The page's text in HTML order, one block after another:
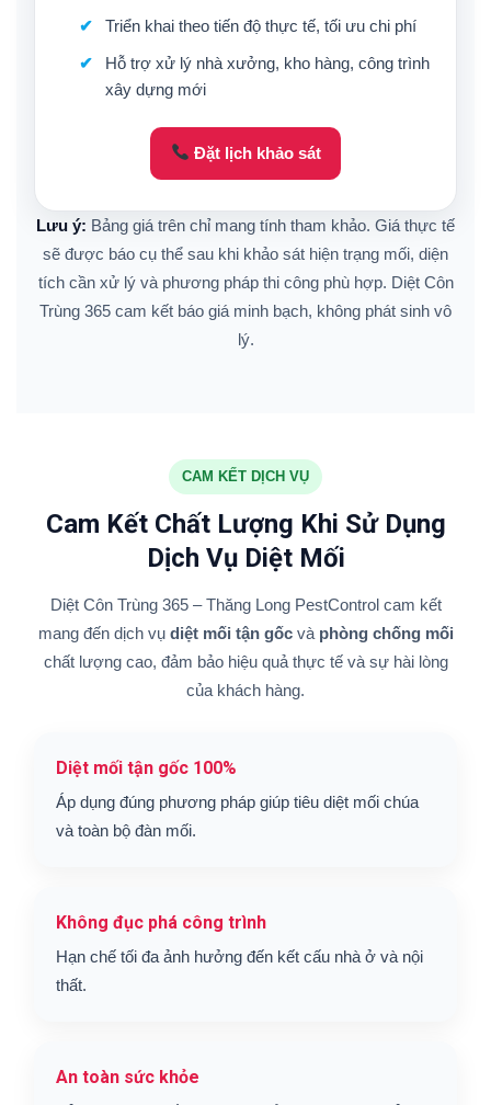
Triển khai theo tiến độ thực tế, tối ưu chi phí
Hỗ trợ xử lý nhà xưởng, kho hàng, công trình
xây dựng mới
Đặt lịch khảo sát
Lưu ý: Bảng giá trên chỉ mang tính tham khảo. Giá thực tế
sẽ được báo cụ thể sau khi khảo sát hiện trạng mối, diện
tích cần xử lý và phương pháp thi công phù hợp. Diệt Côn
Trùng 365 cam kết báo giá minh bạch, không phát sinh vô
lý.
CAM KẾT DỊCH VỤ
Cam Kết Chất Lượng Khi Sử Dụng
Dịch Vụ Diệt Mối
Diệt Côn Trùng 365 – Thăng Long PestControl cam kết
mang đến dịch vụ diệt mối tận gốcvà phòng chống mối
chất lượng cao, đảm bảo hiệu quả thực tế và sự hài lòng
của khách hàng.
Diệt mối tận gốc 100%
Áp dụng đúng phương pháp giúp tiêu diệt mối chúa
và toàn bộ đàn mối.
Không đục phá công trình
Hạn chế tối đa ảnh hưởng đến kết cấu nhà ở và nội
thất.
An toàn sức khỏe